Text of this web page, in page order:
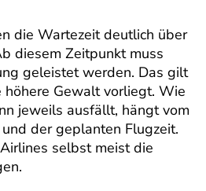
die Wartezeit deutlich über
diesem Zeitpunkt muss
geleistet werden. Das gilt
höhere Gewalt vorliegt. Wie
jeweils ausfällt, hängt vom
der geplanten Flugzeit.
selbst meist die